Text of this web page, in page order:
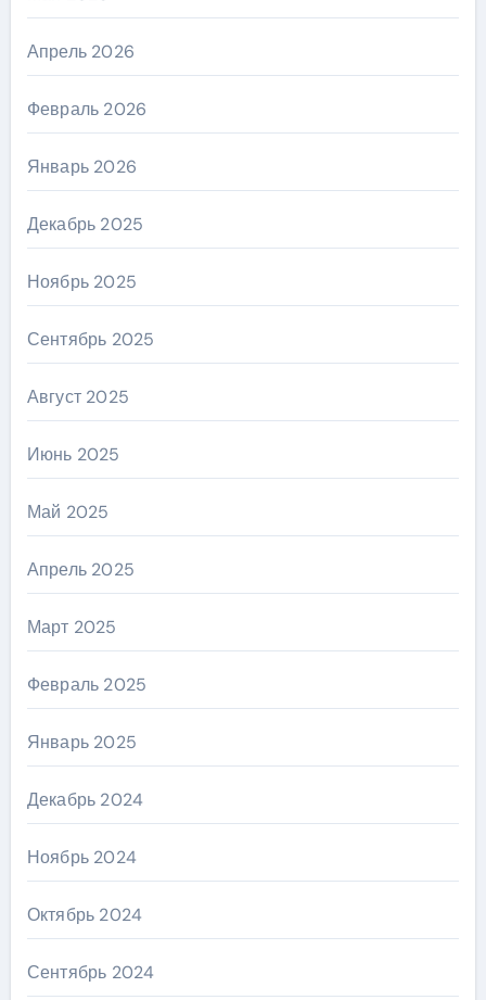
Апрель 2026
Февраль 2026
Январь 2026
Декабрь 2025
Ноябрь 2025
Сентябрь 2025
Август 2025
Июнь 2025
Май 2025
Апрель 2025
Март 2025
Февраль 2025
Январь 2025
Декабрь 2024
Ноябрь 2024
Октябрь 2024
Сентябрь 2024